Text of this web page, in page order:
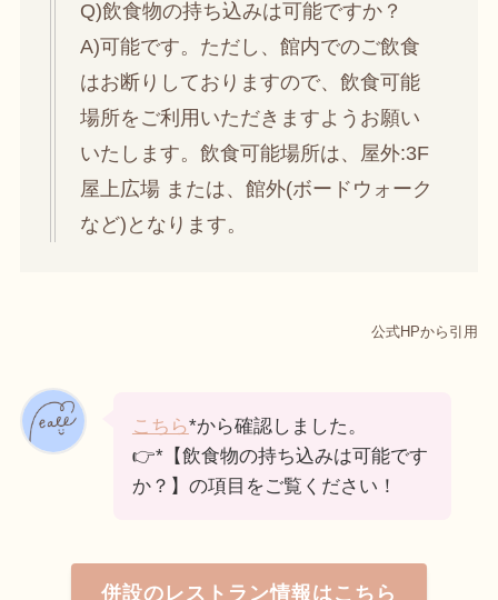
Q)飲食物の持ち込みは可能ですか？
A)可能です。ただし、館内でのご飲食
はお断りしておりますので、飲食可能
場所をご利用いただきますようお願い
いたします。飲食可能場所は、屋外:3F
屋上広場 または、館外(ボードウォーク
など)となります。
公式HPから引用
こちら*から確認しました。
👉*【飲食物の持ち込みは可能です
か？】の項目をご覧ください！
併設のレストラン情報はこちら